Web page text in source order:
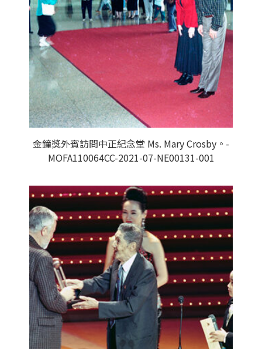
金鐘獎外賓訪問中正紀念堂 Ms. Mary Crosby。-
MOFA110064CC-2021-07-NE00131-001